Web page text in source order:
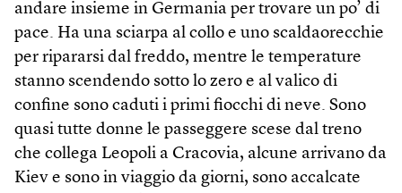
andare insieme in Germania per trovare un po’ di
pace. Ha una sciarpa al collo e uno scaldaorecchie
per ripararsi dal freddo, mentre le temperature
stanno scendendo sotto lo zero e al valico di
confine sono caduti i primi fiocchi di neve. Sono
quasi tutte donne le passeggere scese dal treno
che collega Leopoli a Cracovia, alcune arrivano da
Kiev e sono in viaggio da giorni, sono accalcate